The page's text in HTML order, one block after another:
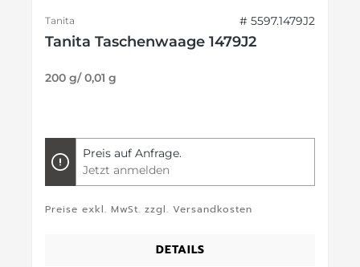
Tanita # 5597.1479J2
Tanita Taschenwaage 1479J2
200 g/ 0,01 g
Preis auf Anfrage.
Jetzt anmelden
Preise exkl. MwSt. zzgl. Versandkosten
DETAILS